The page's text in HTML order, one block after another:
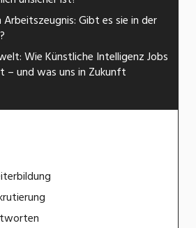
Gibt es sie in der
Wie Künstliche Intelligenz Jobs
– und was uns in Zukunft